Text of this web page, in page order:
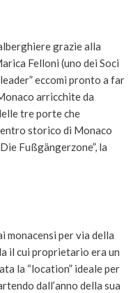
grazie alla
Felloni (uno dei Soci
eccomi pronto a far
arricchite da
tre porte che
storico di Monaco
Fußgängerzone”, la
monacensi per via della
il cui proprietario era un
la “location” ideale per
dall’anno della sua